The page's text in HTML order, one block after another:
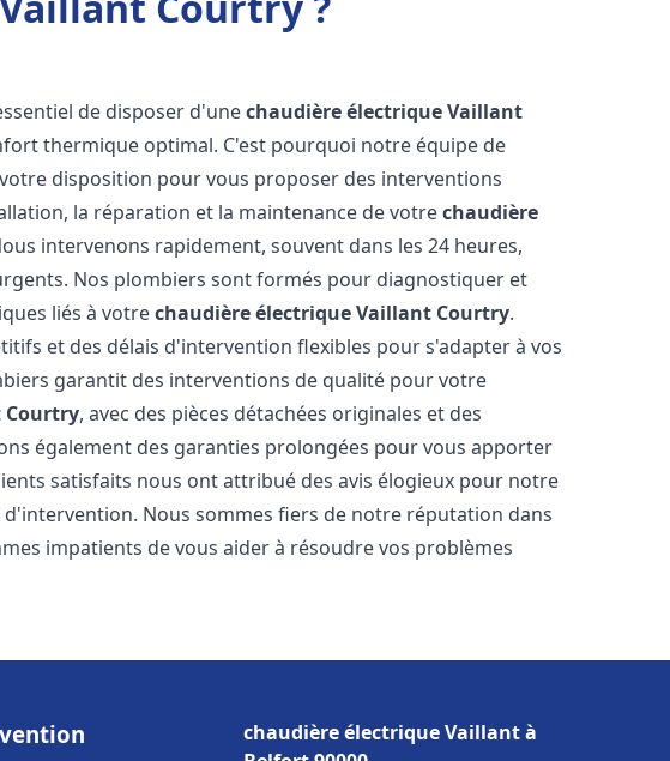
de disposer d'unechaudière électrique Vaillant
thermique optimal. C'est pourquoi notre équipe de
disposition pour vous proposer des interventions
la réparation et la maintenance de votrechaudière
intervenons rapidement, souvent dans les 24 heures,
Nos plombiers sont formés pour diagnostiquer et
liés à votrechaudière électrique Vaillant Courtry.
et des délais d'intervention flexibles pour s'adapter à vos
garantit des interventions de qualité pour votre
Courtry, avec des pièces détachées originales et des
également des garanties prolongées pour vous apporter
satisfaits nous ont attribué des avis élogieux pour notre
Nous sommes fiers de notre réputation dans
impatients de vous aider à résoudre vos problèmes
chaudière électrique Vaillant à